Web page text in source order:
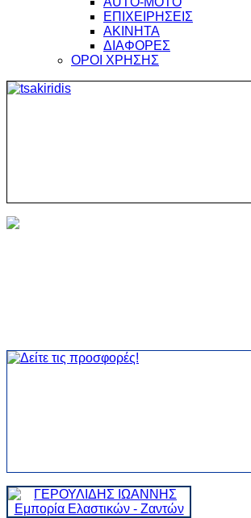
ΕΠΙΧΕΙΡΗΣΕΙΣ
ΑΚΙΝΗΤΑ
ΔΙΑΦΟΡΕΣ
ΟΡΟΙ ΧΡΗΣΗΣ